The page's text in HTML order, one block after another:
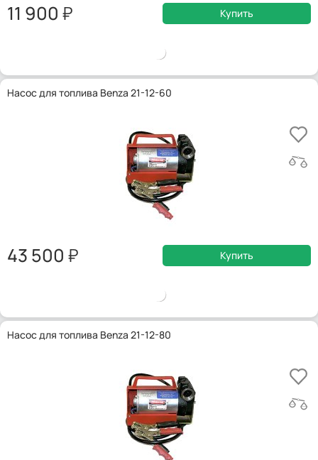
11 900 Купить
Насос для топлива Benza 21-12-60
43 500 Купить
Насос для топлива Benza 21-12-80